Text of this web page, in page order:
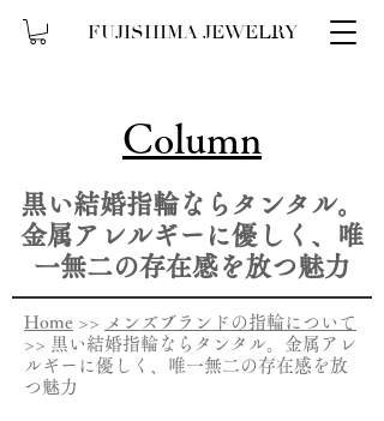
FUJISHIMA JEWELRY
Column
黒い結婚指輪ならタンタル。
金属アレルギーに優しく、唯
一無二の存在感を放つ魅力
Home >>
メンズブランドの指輪について
>> 黒い結婚指輪ならタンタル。金属アレ
ルギーに優しく、唯一無二の存在感を放
つ魅力